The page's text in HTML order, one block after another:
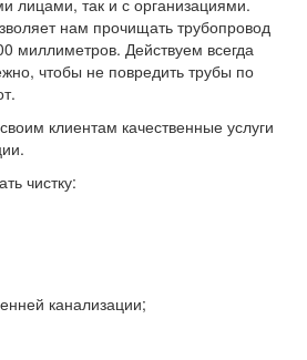
лицами, так и с организациями.
нам прочищать трубопровод
миллиметров. Действуем всегда
чтобы не повредить трубы по
клиентам качественные услуги
чистку:
канализации;